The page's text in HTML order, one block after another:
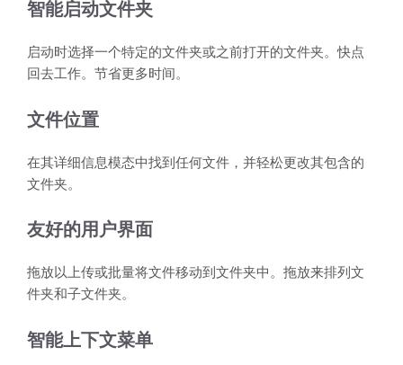
智能启动文件夹
启动时选择一个特定的文件夹或之前打开的文件夹。快点
回去工作。节省更多时间。
文件位置
在其详细信息模态中找到任何文件，并轻松更改其包含的
文件夹。
友好的用户界面
拖放以上传或批量将文件移动到文件夹中。拖放来排列文
件夹和子文件夹。
智能上下文菜单